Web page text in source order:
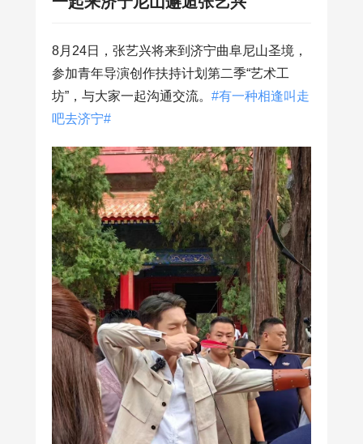
8月24日，张艺兴将来到济宁曲阜尼山圣境，
参加青年导演创作扶持计划第二季“艺术工
坊”，与大家一起沟通交流。 #有一种相逢叫走
吧去济宁#